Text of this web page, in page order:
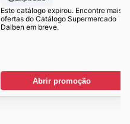
Este catálogo expirou. Encontre mais
ofertas do Catálogo Supermercado
Dalben em breve.
Abrir promoção